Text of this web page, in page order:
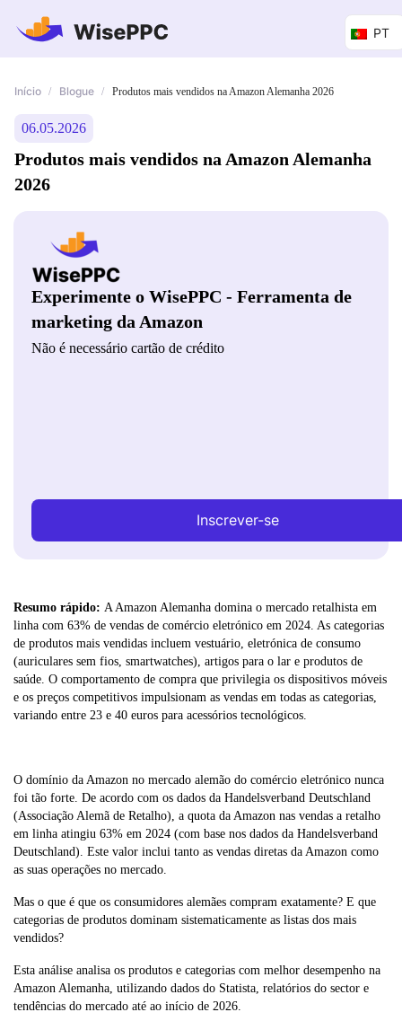
PT
Início / Blogue / Produtos mais vendidos na Amazon Alemanha 2026
06.05.2026
Produtos mais vendidos na Amazon Alemanha
2026
Experimente o WisePPC - Ferramenta de
marketing da Amazon
Não é necessário cartão de crédito
Inscrever-se
Resumo rápido: A Amazon Alemanha domina o mercado retalhista em
linha com 63% de vendas de comércio eletrónico em 2024. As categorias
de produtos mais vendidas incluem vestuário, eletrónica de consumo
(auriculares sem fios, smartwatches), artigos para o lar e produtos de
saúde. O comportamento de compra que privilegia os dispositivos móveis
e os preços competitivos impulsionam as vendas em todas as categorias,
variando entre 23 e 40 euros para acessórios tecnológicos.
O domínio da Amazon no mercado alemão do comércio eletrónico nunca
foi tão forte. De acordo com os dados da Handelsverband Deutschland
(Associação Alemã de Retalho), a quota da Amazon nas vendas a retalho
em linha atingiu 63% em 2024 (com base nos dados da Handelsverband
Deutschland). Este valor inclui tanto as vendas diretas da Amazon como
as suas operações no mercado.
Mas o que é que os consumidores alemães compram exatamente? E que
categorias de produtos dominam sistematicamente as listas dos mais
vendidos?
Esta análise analisa os produtos e categorias com melhor desempenho na
Amazon Alemanha, utilizando dados do Statista, relatórios do sector e
tendências do mercado até ao início de 2026.